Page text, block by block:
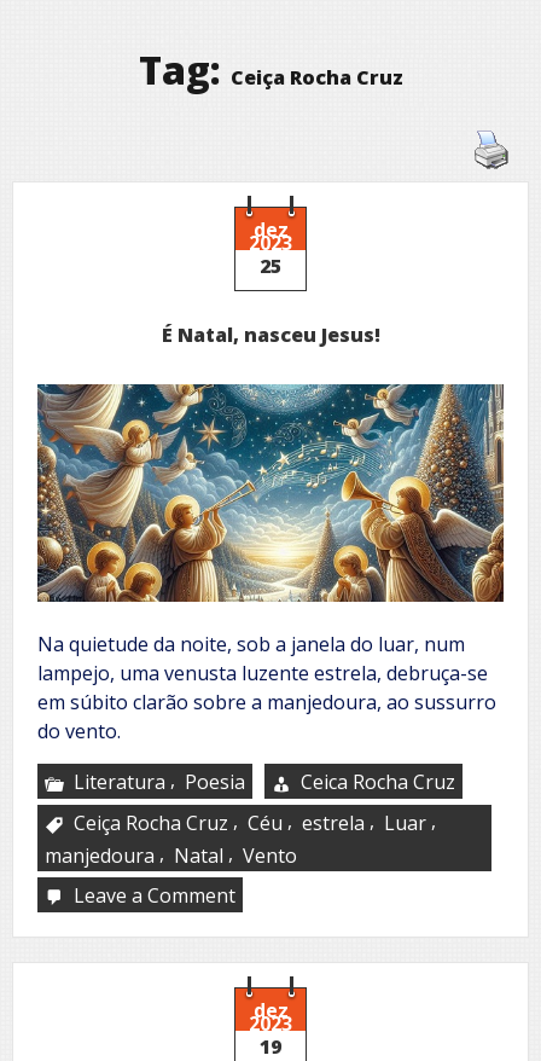
Tag: Ceiça Rocha Cruz
dez
2023
25
É Natal, nasceu Jesus!
Na quietude da noite, sob a janela do luar, num
lampejo, uma venusta luzente estrela, debruça-se
em súbito clarão sobre a manjedoura, ao sussurro
do vento.
Literatura , Poesia
Ceica Rocha Cruz
Ceiça Rocha Cruz , Céu , estrela , Luar ,
manjedoura , Natal , Vento
Leave a Commenton
Natal,
nasceu
Jesus!
dez
2023
19